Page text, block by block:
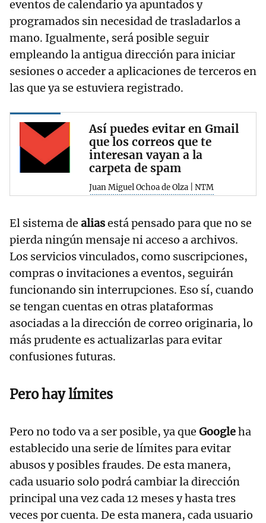
eventos de calendario ya apuntados y
programados sin necesidad de trasladarlos a
mano. Igualmente, será posible seguir
empleando la antigua dirección para iniciar
sesiones o acceder a aplicaciones de terceros en
las que ya se estuviera registrado.
Así puedes evitar en Gmail
que los correos que te
interesan vayan a la
carpeta de spam
Juan Miguel Ochoa de Olza | NTM
El sistema de aliasestá pensado para que no se
pierda ningún mensaje ni acceso a archivos.
Los servicios vinculados, como suscripciones,
compras o invitaciones a eventos, seguirán
funcionando sin interrupciones. Eso sí, cuando
se tengan cuentas en otras plataformas
asociadas a la dirección de correo originaria, lo
más prudente es actualizarlas para evitar
confusiones futuras.
Pero hay límites
Pero no todo va a ser posible, ya que Googleha
establecido una serie de límites para evitar
abusos y posibles fraudes. De esta manera,
cada usuario solo podrá cambiar la dirección
principal una vez cada 12 meses y hasta tres
veces por cuenta. De esta manera, cada usuario